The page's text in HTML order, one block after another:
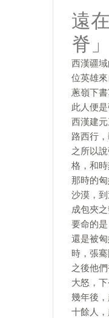
遠
脊
西漢疆
位英雄
蔥嶺下
此人便是
西漢建
路西行
之所以
格，和
那時的
沙漠，
成包夾
要命的
還是被
時，張騫
之後他
大怒，
幾年後
十餘人，